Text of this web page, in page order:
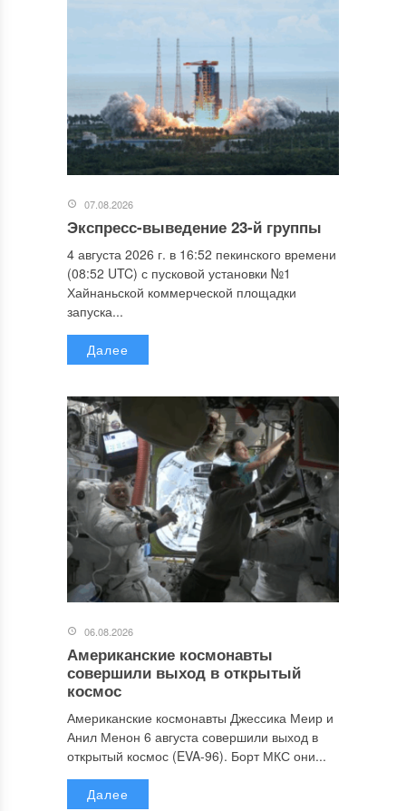
07.08.2026
Экспресс-выведение 23-й группы
4 августа 2026 г. в 16:52 пекинского времени
(08:52 UTC) с пусковой установки №1
Хайнаньской коммерческой площадки
запуска...
Далее
06.08.2026
Американские космонавты
совершили выход в открытый
космос
Американские космонавты Джессика Меир и
Анил Менон 6 августа совершили выход в
открытый космос (EVA-96). Борт МКС они...
Далее